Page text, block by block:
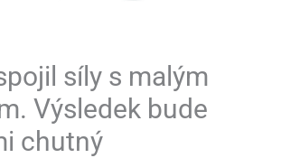
síly s malým
Výsledek bude
chutný